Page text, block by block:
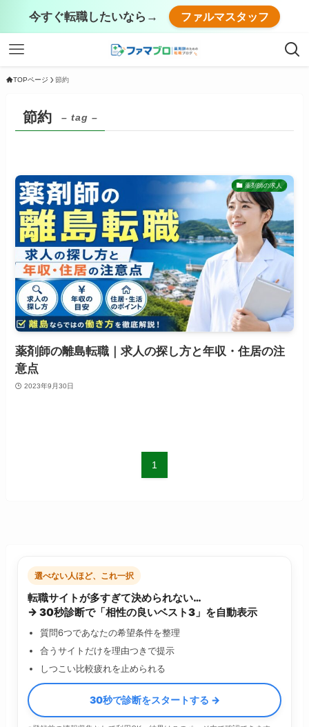
今すぐ転職したいなら→ ファルマスタッフ
TOPページ 節約
節約 – tag –
薬剤師の求人
薬剤師の離島転職｜求人の探し方と年収・住居の注
意点
2023年9月30日
1
選べない人ほど、これ一択
転職サイトが多すぎて決められない…
→ 30秒診断で「相性の良いベスト3」を自動表示
質問6つであなたの希望条件を整理
合うサイトだけを理由つきで提示
しつこい比較疲れを止められる
30秒で診断をスタートする →